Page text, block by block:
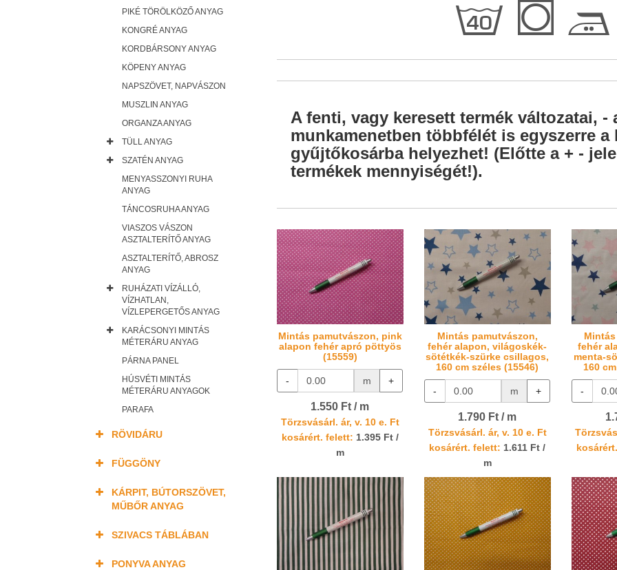
h Q E
A fenti, vagy keresett termék változatai,
munkamenetben többfélét is egyszerre
gyűjtőkosárba helyezhet! (Előtte a + -
termékek mennyiségét!).
Mintás pamutvászon, pink
alapon fehér apró pöttyös
(15559)
- m +
1.550 Ft / m
Törzsvásárl. ár, v. 10 e. Ft
kosárért. felett: 1.395 Ft /
m
Mintás pamutvászon,
fehér alapon, világoskék-
sötétkék-szürke csillagos,
160 cm széles (15546)
- m +
1.790 Ft / m
Törzsvásárl. ár, v. 10 e. Ft
kosárért. felett: 1.611 Ft /
m
fehér
menta-
160
-
PIKÉ TÖRÖLKÖZŐ ANYAG
KONGRÉ ANYAG
KORDBÁRSONY ANYAG
KÖPENY ANYAG
NAPSZÖVET, NAPVÁSZON
MUSZLIN ANYAG
ORGANZA ANYAG
TÜLL ANYAG
SZATÉN ANYAG
MENYASSZONYI RUHA
ANYAG
TÁNCOSRUHA ANYAG
VIASZOS VÁSZON
ASZTALTERÍTŐ ANYAG
ASZTALTERÍTŐ, ABROSZ
ANYAG
RUHÁZATI VÍZÁLLÓ,
VÍZHATLAN,
VÍZLEPERGETŐS ANYAG
KARÁCSONYI MINTÁS
MÉTERÁRU ANYAG
PÁRNA PANEL
HÚSVÉTI MINTÁS
MÉTERÁRU ANYAGOK
PARAFA
RÖVIDÁRU
FÜGGÖNY
KÁRPIT, BÚTORSZÖVET,
MŰBŐR ANYAG
SZIVACS TÁBLÁBAN
PONYVA ANYAG